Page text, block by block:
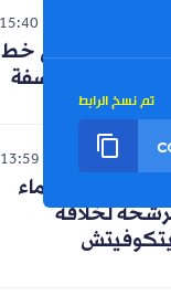
تم نسخ الرابط
15:40
تدخل على خط
الجدل حول الفلسفة
06-08-2026
13:59
رسميا.. ثلاثة أسماء
لخلافة